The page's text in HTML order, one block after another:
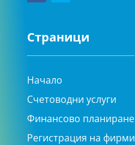
Страници
Начало
Счетоводни услуги
Финансово планиране
Регистрация на фирми